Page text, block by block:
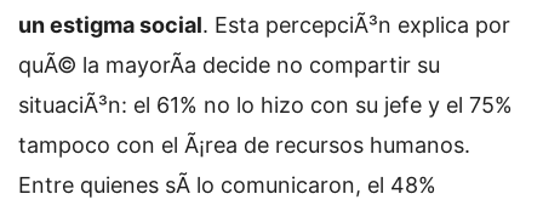
un estigma social. Esta percepciÃ³n explica por
quÃ© la mayorÃ­a decide no compartir su
situaciÃ³n: el 61% no lo hizo con su jefe y el 75%
tampoco con el Ã¡rea de recursos humanos.
Entre quienes sÃ­ lo comunicaron, el 48%